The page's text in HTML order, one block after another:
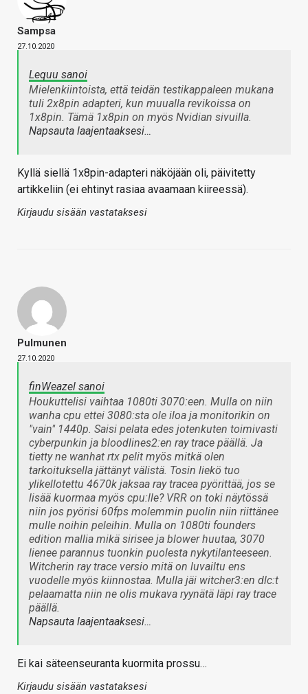
Sampsa
27.10.2020
Lequu sanoi
Mielenkiintoista, että teidän testikappaleen mukana
tuli 2x8pin adapteri, kun muualla revikoissa on
1x8pin. Tämä 1x8pin on myös Nvidian sivuilla.
Napsauta laajentaaksesi…
Kyllä siellä 1x8pin-adapteri näköjään oli, päivitetty
artikkeliin (ei ehtinyt rasiaa avaamaan kiireessä).
Kirjaudu sisään vastataksesi
Pulmunen
27.10.2020
finWeazel sanoi
Houkuttelisi vaihtaa 1080ti 3070:een. Mulla on niin
wanha cpu ettei 3080:sta ole iloa ja monitorikin on
"vain" 1440p. Saisi pelata edes jotenkuten toimivasti
cyberpunkin ja bloodlines2:en ray trace päällä. Ja
tietty ne wanhat rtx pelit myös mitkä olen
tarkoituksella jättänyt välistä. Tosin liekö tuo
ylikellotettu 4670k jaksaa ray tracea pyörittää, jos se
lisää kuormaa myös cpu:lle? VRR on toki näytössä
niin jos pyörisi 60fps molemmin puolin niin riittänee
mulle noihin peleihin. Mulla on 1080ti founders
edition mallia mikä sirisee ja blower huutaa, 3070
lienee parannus tuonkin puolesta nykytilanteeseen.
Witcherin ray trace versio mitä on luvailtu ens
vuodelle myös kiinnostaa. Mulla jäi witcher3:en dlc:t
pelaamatta niin ne olis mukava ryynätä läpi ray trace
päällä.
Napsauta laajentaaksesi…
Ei kai säteenseuranta kuormita prossu…
Kirjaudu sisään vastataksesi